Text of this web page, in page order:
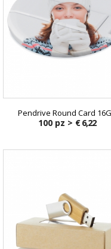
Pendrive Round Card
100 pz > € 6,22